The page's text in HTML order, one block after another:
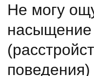
Детские травмы
Живу ради детей
Конфликты и
Неудовлетворенность
Не могу
насыщение
поведения)
ФИО*